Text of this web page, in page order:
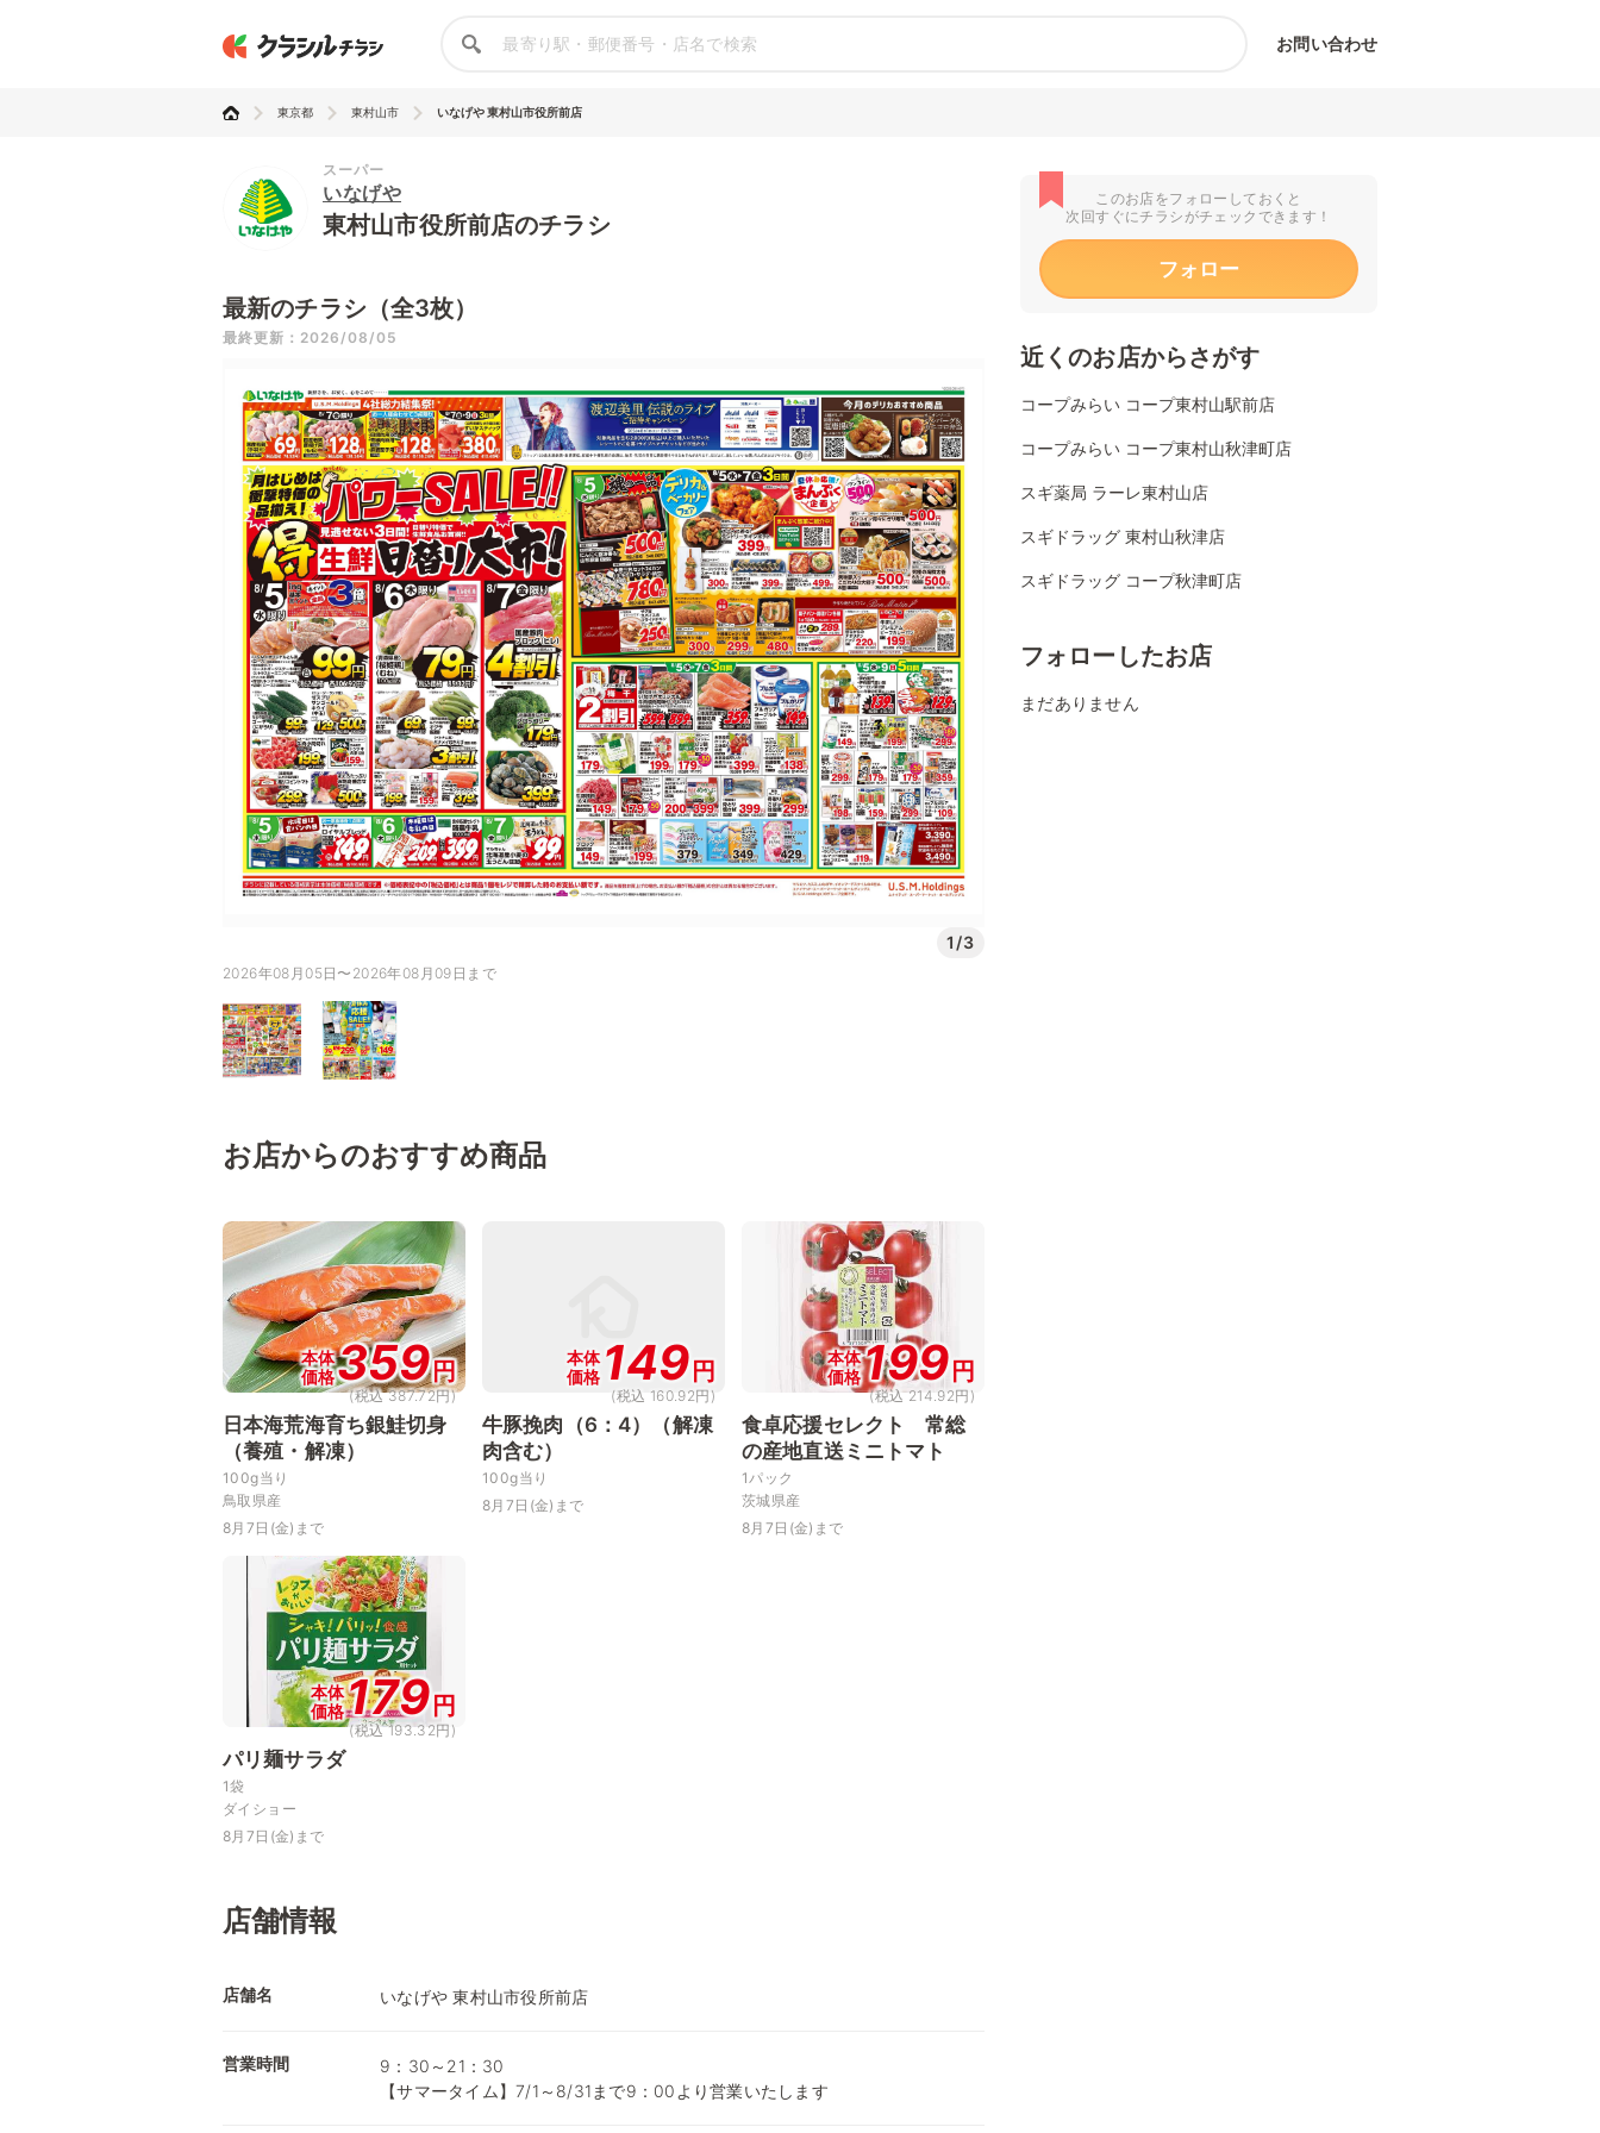
お問い合わせ
東京都 東村山市 いなげや 東村山市役所前店
スーパー
いなげや
東村山市役所前店のチラシ
最新のチラシ（全3枚）
最終更新：2026/08/05
1/3
2026年08月05日〜2026年08月09日まで
お店からのおすすめ商品
本体
価格359 円
(税込 387.72円)
日本海荒海育ち銀鮭切身
（養殖・解凍）
100g当り
鳥取県産
8月7日(金)まで
本体
価格 149 円
(税込 160.92円)
牛豚挽肉（6：4）（解凍
肉含む）
100g当り
8月7日(金)まで
本体
価格199 円
(税込 214.92円)
食卓応援セレクト 常総
の産地直送ミニトマト
1パック
茨城県産
8月7日(金)まで
本体
価格179 円
(税込 193.32円)
パリ麺サラダ
1袋
ダイショー
8月7日(金)まで
店舗情報
店舗名 いなげや 東村山市役所前店
営業時間
9：30～21：30
【サマータイム】7/1～8/31まで9：00より営業いたします
このお店をフォローしておくと
次回すぐにチラシがチェックできます！
フォロー
近くのお店からさがす
コープみらい コープ東村山駅前店
コープみらい コープ東村山秋津町店
スギ薬局 ラーレ東村山店
スギドラッグ 東村山秋津店
スギドラッグ コープ秋津町店
フォローしたお店
まだありません